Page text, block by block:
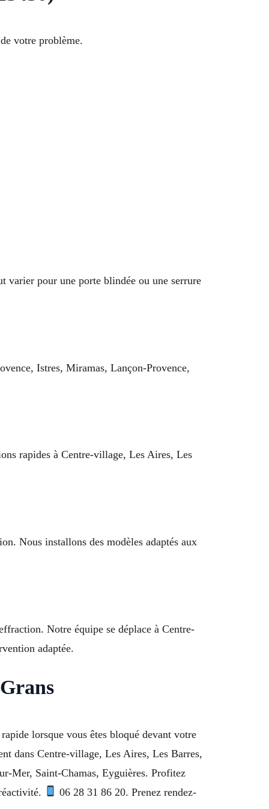
votre problème.
varier pour une porte blindée ou une serrure
Istres, Miramas, Lançon-Provence,
rapides à Centre-village, Les Aires, Les
Nous installons des modèles adaptés aux
Notre équipe se déplace à Centre-
adaptée.
lorsque vous êtes bloqué devant votre
dans Centre-village, Les Aires, Les Barres,
Mer, Saint-Chamas, Eyguières. Profitez
06 28 31 86 20. Prenez rendez-